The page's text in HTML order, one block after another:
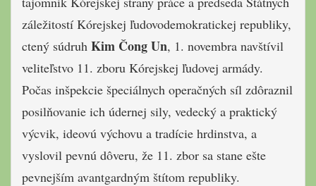
záležitostí Kórejskej ľudovodemokratickej republiky,
ctený súdruh Kim Čong Un, 1. novembra navštívil
veliteľstvo 11. zboru Kórejskej ľudovej armády.
Počas inšpekcie špeciálnych operačných síl zdôraznil
posilňovanie ich údernej sily, vedecký a praktický
výcvik, ideovú výchovu a tradície hrdinstva, a
vyslovil pevnú dôveru, že 11. zbor sa stane ešte
pevnejším avantgardným štítom republiky.